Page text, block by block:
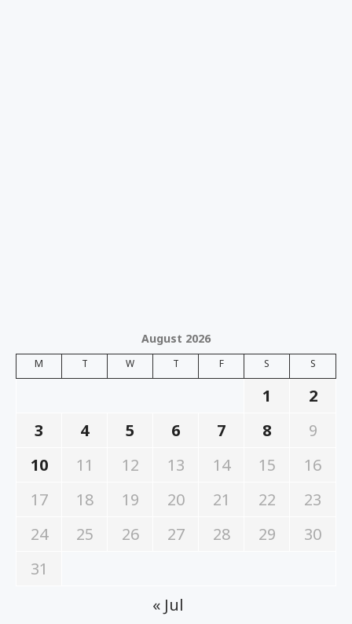
August 2026
M T W T F S S
1
2
3
4 5 6 7 8
9
10
11 12 13 14 15
16
17
18 19 20 21 22
23
24
25 26 27 28 29
30
31
« Jul